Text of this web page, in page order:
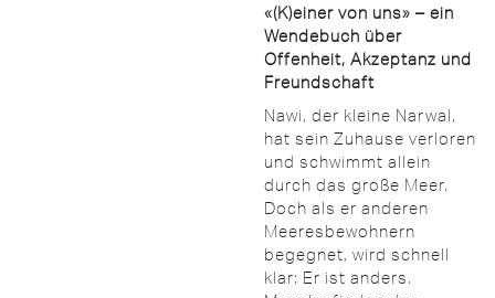
«(K)einer von uns» – ein
Wendebuch über
Offenheit, Akzeptanz und
Freundschaft
Nawi, der kleine Narwal,
hat sein Zuhause verloren
und schwimmt allein
durch das große Meer.
Doch als er anderen
Meeresbewohnern
begegnet, wird schnell
klar: Er ist anders.